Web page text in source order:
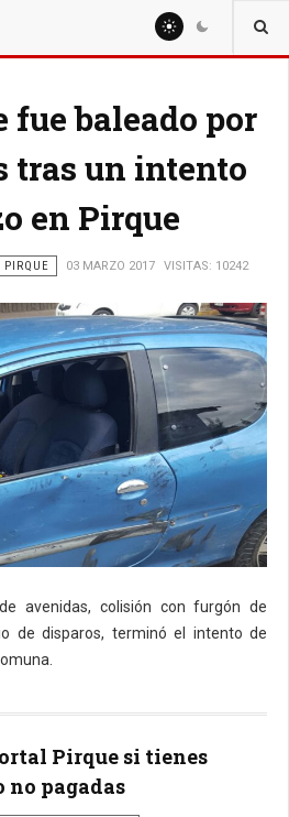
fue baleado por
tras un intento
en Pirque
PIRQUE 03 MARZO 2017 VISITAS: 10242
avenidas, colisión con furgón de
de disparos, terminó el intento de
Pirque si tienes
pagadas